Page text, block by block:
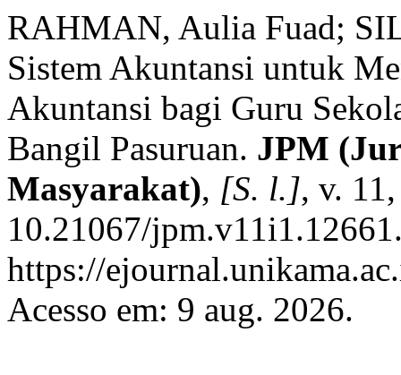
RAHMAN, Aulia Fuad;
Sistem Akuntansi untuk
Akuntansi bagi Guru
Bangil Pasuruan. JPM
Masyarakat), [S. l.], v.
10.21067/
https://
Acesso em: 9 aug. 2026.